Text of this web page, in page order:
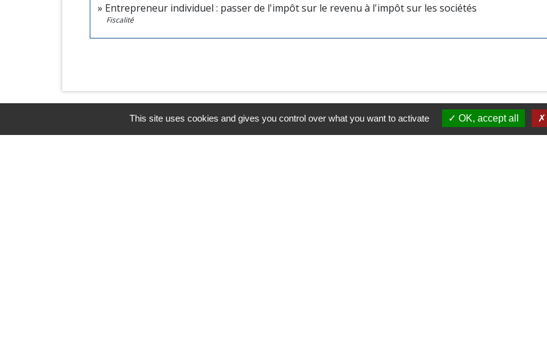
Entrepreneur individuel : passer de l'impôt sur le revenu à l'impôt sur les sociétés
Fiscalité
This site uses cookies and gives you control over what you want to activate OK, accept all